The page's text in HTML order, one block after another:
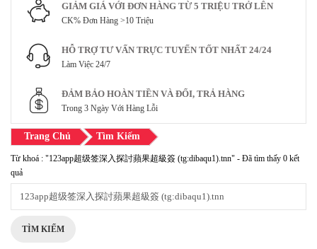
GIẢM GIÁ VỚI ĐƠN HÀNG TỪ 5 TRIỆU TRỞ LÊN
CK% Đơn Hàng >10 Triệu
HỖ TRỢ TƯ VẤN TRỰC TUYẾN TỐT NHẤT 24/24
Làm Việc 24/7
ĐẢM BẢO HOÀN TIỀN VÀ ĐỔI, TRẢ HÀNG
Trong 3 Ngày Với Hàng Lỗi
Trang Chủ Tìm Kiếm
Từ khoá : "123app超级签深入探討蘋果超級簽 (tg:dibaqu1).tnn" - Đã tìm thấy 0 kết
quả
TÌM KIẾM